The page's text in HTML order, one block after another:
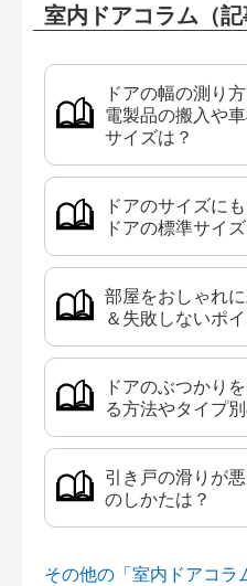
室内ドアコラム（記
ドアの幅の測り
電製品の搬入や
サイズは？
ドアのサイズに
ドアの標準サイ
部屋をおしゃれ
＆失敗しないポ
ドアのぶつかり
る方法やタイプ
引き戸の滑りが
のしかたは？
その他の「室内ドアコラ